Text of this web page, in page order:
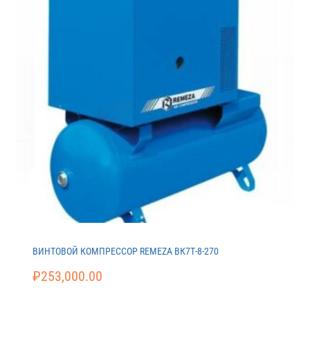
ВИНТОВОЙ КОМПРЕССОР REMEZA ВК7Т-8-270
₽253,000.00